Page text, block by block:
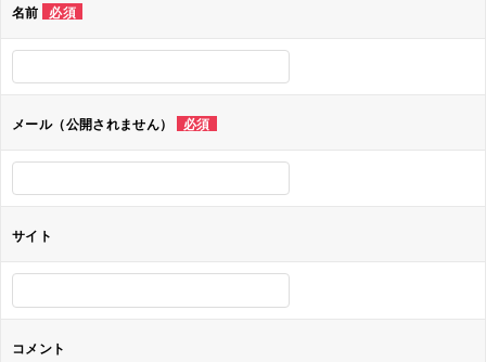
シ
ョ
ン
名前 必須
メール（公開されません） 必須
サイト
コメント